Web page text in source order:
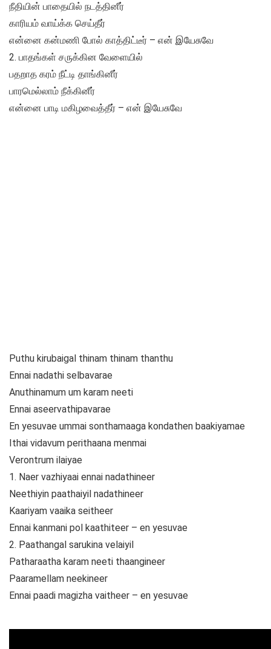
நீதியின் பாதையில் நடத்தினீர்
காரியம் வாய்க்க செய்தீர்
என்னை கன்மணி போல் காத்திட்டீர் – என் இயேசுவே
2. பாதங்கள் சருக்கின வேளையில்
பதறாத கரம் நீட்டி தாங்கினீர்
பாரமெல்லாம் நீக்கினீர்
என்னை பாடி மகிழவைத்தீர் – என் இயேசுவே
Puthu kirubaigal thinam thinam thanthu
Ennai nadathi selbavarae
Anuthinamum um karam neeti
Ennai aseervathipavarae
En yesuvae ummai sonthamaaga kondathen baakiyamae
Ithai vidavum perithaana menmai
Verontrum ilaiyae
1. Naer vazhiyaai ennai nadathineer
Neethiyin paathaiyil nadathineer
Kaariyam vaaika seitheer
Ennai kanmani pol kaathiteer – en yesuvae
2. Paathangal sarukina velaiyil
Patharaatha karam neeti thaangineer
Paaramellam neekineer
Ennai paadi magizha vaitheer – en yesuvae